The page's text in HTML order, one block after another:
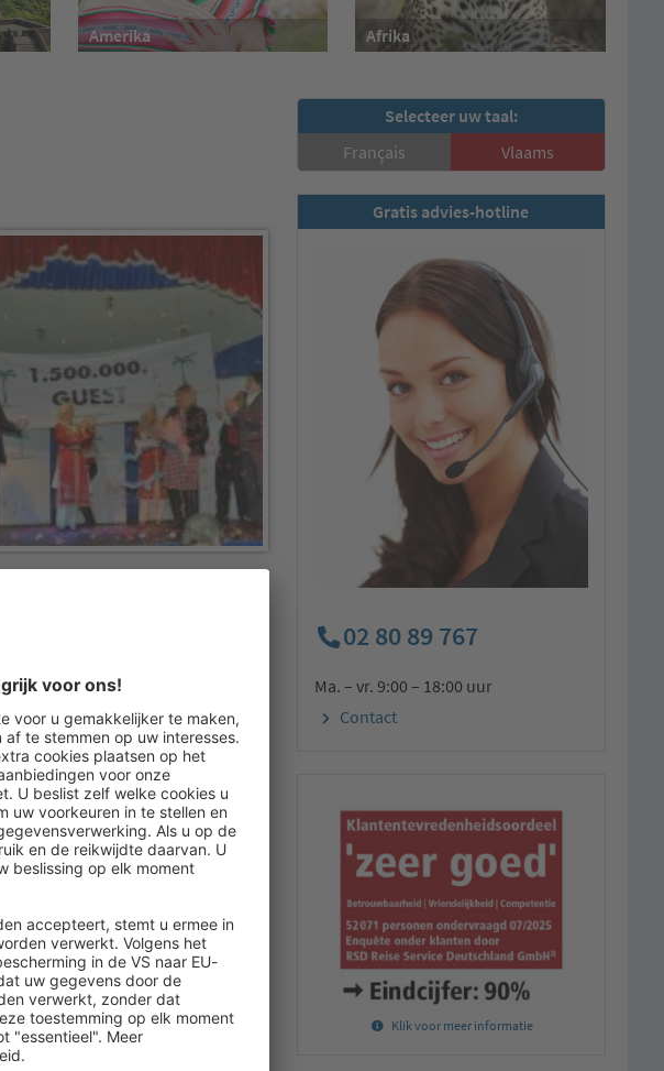
Amerika Afrika
van dit fascinerende eiland
twee werelden – met zijn stille
met zijn klassieke
1,5-miljoenste gast in de 8-jarige
was een luxe reis voor
en adembenemende
“Elke reis was op zich een
prestatieverhouding zijn niet te
al een keer zien!”
Selecteer uw taal:
Français
Vlaams
Gratis advies-hotline
02 80 89 767
Ma. – vr. 9:00 – 18:00 uur
Contact
Klik voor meer informatie